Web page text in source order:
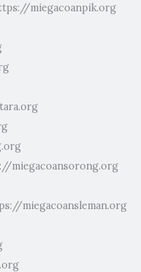
miegacoanpik.org
miegacoansorong.org
miegacoansleman.org